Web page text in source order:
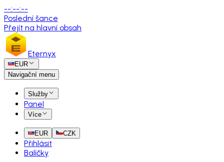
--:--:--
Poslední šance
Přejít na hlavní obsah
Eternyx
EUR
Navigační menu
Služby
Panel
Více
EUR CZK
Přihlásit
Balíčky